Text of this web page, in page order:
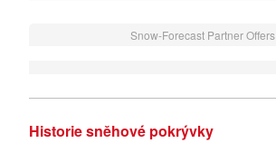
Snow-Forecast Partner Offers
Historie sněhové pokrývky